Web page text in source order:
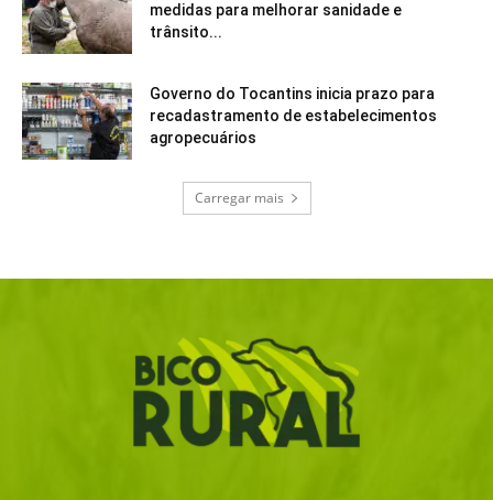
medidas para melhorar sanidade e
trânsito...
Governo do Tocantins inicia prazo para
recadastramento de estabelecimentos
agropecuários
Carregar mais